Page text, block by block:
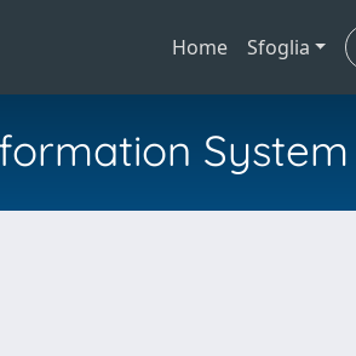
Home Sfoglia
System